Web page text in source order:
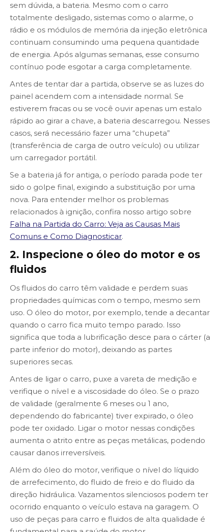
sem dúvida, a bateria. Mesmo com o carro
totalmente desligado, sistemas como o alarme, o
rádio e os módulos de memória da injeção eletrônica
continuam consumindo uma pequena quantidade
de energia. Após algumas semanas, esse consumo
contínuo pode esgotar a carga completamente.
Antes de tentar dar a partida, observe se as luzes do
painel acendem com a intensidade normal. Se
estiverem fracas ou se você ouvir apenas um estalo
rápido ao girar a chave, a bateria descarregou. Nesses
casos, será necessário fazer uma “chupeta”
(transferência de carga de outro veículo) ou utilizar
um carregador portátil.
Se a bateria já for antiga, o período parada pode ter
sido o golpe final, exigindo a substituição por uma
nova. Para entender melhor os problemas
relacionados à ignição, confira nosso artigo sobre
Falha na Partida do Carro: Veja as Causas Mais
Comuns e Como Diagnosticar.
2. Inspecione o óleo do motor e os
fluidos
Os fluidos do carro têm validade e perdem suas
propriedades químicas com o tempo, mesmo sem
uso. O óleo do motor, por exemplo, tende a decantar
quando o carro fica muito tempo parado. Isso
significa que toda a lubrificação desce para o cárter (a
parte inferior do motor), deixando as partes
superiores secas.
Antes de ligar o carro, puxe a vareta de medição e
verifique o nível e a viscosidade do óleo. Se o prazo
de validade (geralmente 6 meses ou 1 ano,
dependendo do fabricante) tiver expirado, o óleo
pode ter oxidado. Ligar o motor nessas condições
aumenta o atrito entre as peças metálicas, podendo
causar danos irreversíveis.
Além do óleo do motor, verifique o nível do líquido
de arrefecimento, do fluido de freio e do fluido da
direção hidráulica. Vazamentos silenciosos podem ter
ocorrido enquanto o veículo estava na garagem. O
uso de peças para carro e fluidos de alta qualidade é